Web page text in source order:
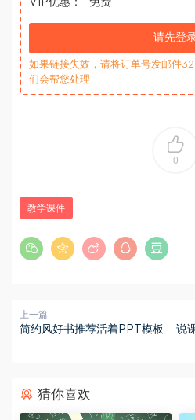
VIP优惠：
免费
请先登
如果链接失效，请将订单号发邮件
们会帮您处理
0
教学课件
上一篇
简约风好书推荐活着PPT模板
说
猜你喜欢